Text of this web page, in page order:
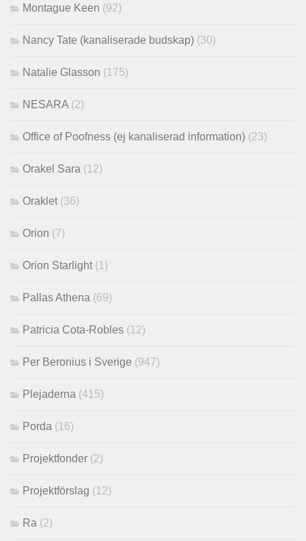
Montague Keen (92)
Nancy Tate (kanaliserade budskap) (30)
Natalie Glasson (175)
NESARA (2)
Office of Poofness (ej kanaliserad information) (23)
Orakel Sara (12)
Oraklet (36)
Orion (7)
Orion Starlight (1)
Pallas Athena (69)
Patricia Cota-Robles (12)
Per Beronius i Sverige (947)
Plejaderna (415)
Porda (16)
Projektfonder (2)
Projektförslag (12)
Ra (2)